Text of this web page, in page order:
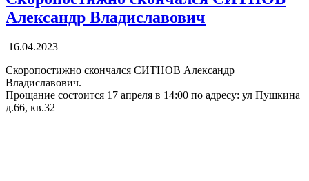
Александр Владиславович
16.04.2023
Скоропостижно скончался СИТНОВ Александр
Владиславович.
Прощание состоится 17 апреля в 14:00 по адресу: ул Пушкина
д.66, кв.32